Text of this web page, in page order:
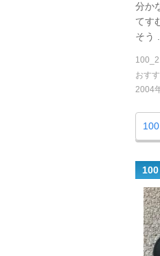
分か
てす
そう
おす
2004